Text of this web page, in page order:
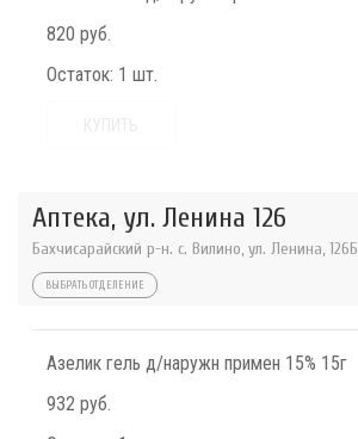
820 руб.
Остаток: 1 шт.
Аптека, ул. Ленина 126
Бахчисарайский р-н. с. Вилино, ул. Ленина, 126Б
ВЫБРАТЬ ОТДЕЛЕНИЕ
Азелик гель д/наружн примен 15% 15г
932 руб.